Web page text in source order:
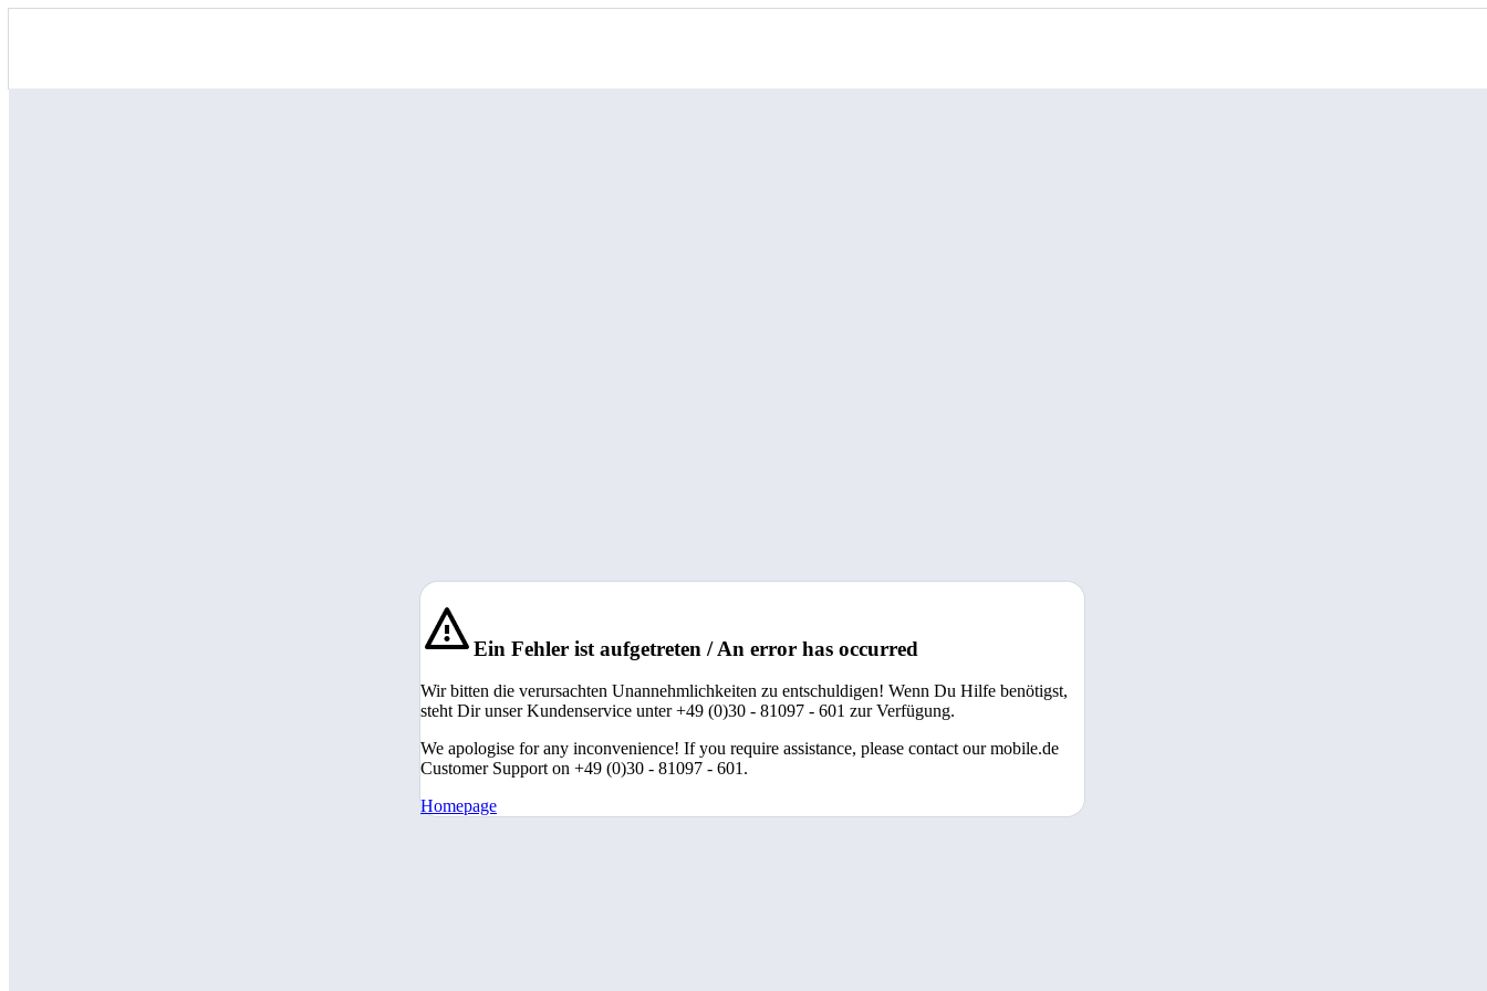
Ein Fehler ist aufgetreten / An error has occurred
Wir bitten die verursachten Unannehmlichkeiten zu entschuldigen! Wenn Du Hilfe benötigst,
steht Dir unser Kundenservice unter +49 (0)30 - 81097 - 601 zur Verfügung.
We apologise for any inconvenience! If you require assistance, please contact our mobile.de
Customer Support on +49 (0)30 - 81097 - 601.
Homepage